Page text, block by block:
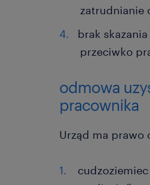
zatrudnianie
brak
przeciwko
odmowa
pracownika
Urząd ma prawo